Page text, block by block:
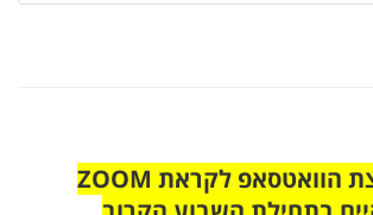
הצטרפו לקבוצת הוואטסאפ לקראת ZOOM